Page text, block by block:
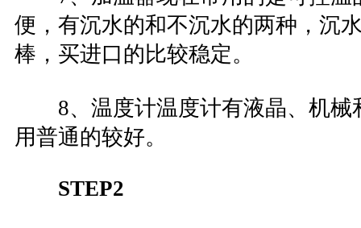
便，有沉水的和不沉水的两种，沉
棒，买进口的比较稳定。
8、温度计温度计有液晶、机械
用普通的较好。
STEP2